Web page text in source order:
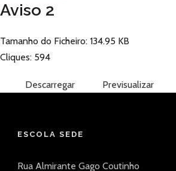
Aviso 2
Tamanho do Ficheiro: 134.95 KB
Cliques: 594
Descarregar Previsualizar
ESCOLA SEDE
Rua Almirante Gago Coutinho